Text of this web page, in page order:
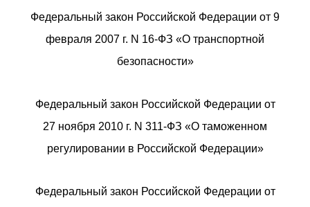
Федеральный закон Российской Федерации от 9
февраля 2007 г. N 16-ФЗ «О транспортной
безопасности»
Федеральный закон Российской Федерации от
27 ноября 2010 г. N 311-ФЗ «О таможенном
регулировании в Российской Федерации»
Федеральный закон Российской Федерации от